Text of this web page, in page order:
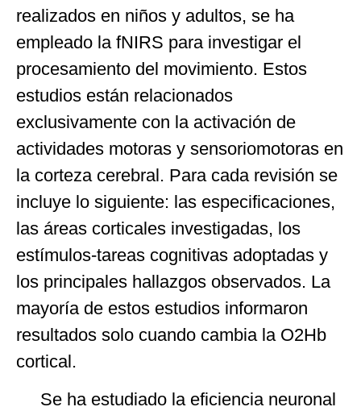
realizados en niños y adultos, se ha
empleado la fNIRS para investigar el
procesamiento del movimiento. Estos
estudios están relacionados
exclusivamente con la activación de
actividades motoras y sensoriomotoras en
la corteza cerebral. Para cada revisión se
incluye lo siguiente: las especificaciones,
las áreas corticales investigadas, los
estímulos-tareas cognitivas adoptadas y
los principales hallazgos observados. La
mayoría de estos estudios informaron
resultados solo cuando cambia la O2Hb
cortical.
Se ha estudiado la eficiencia neuronal